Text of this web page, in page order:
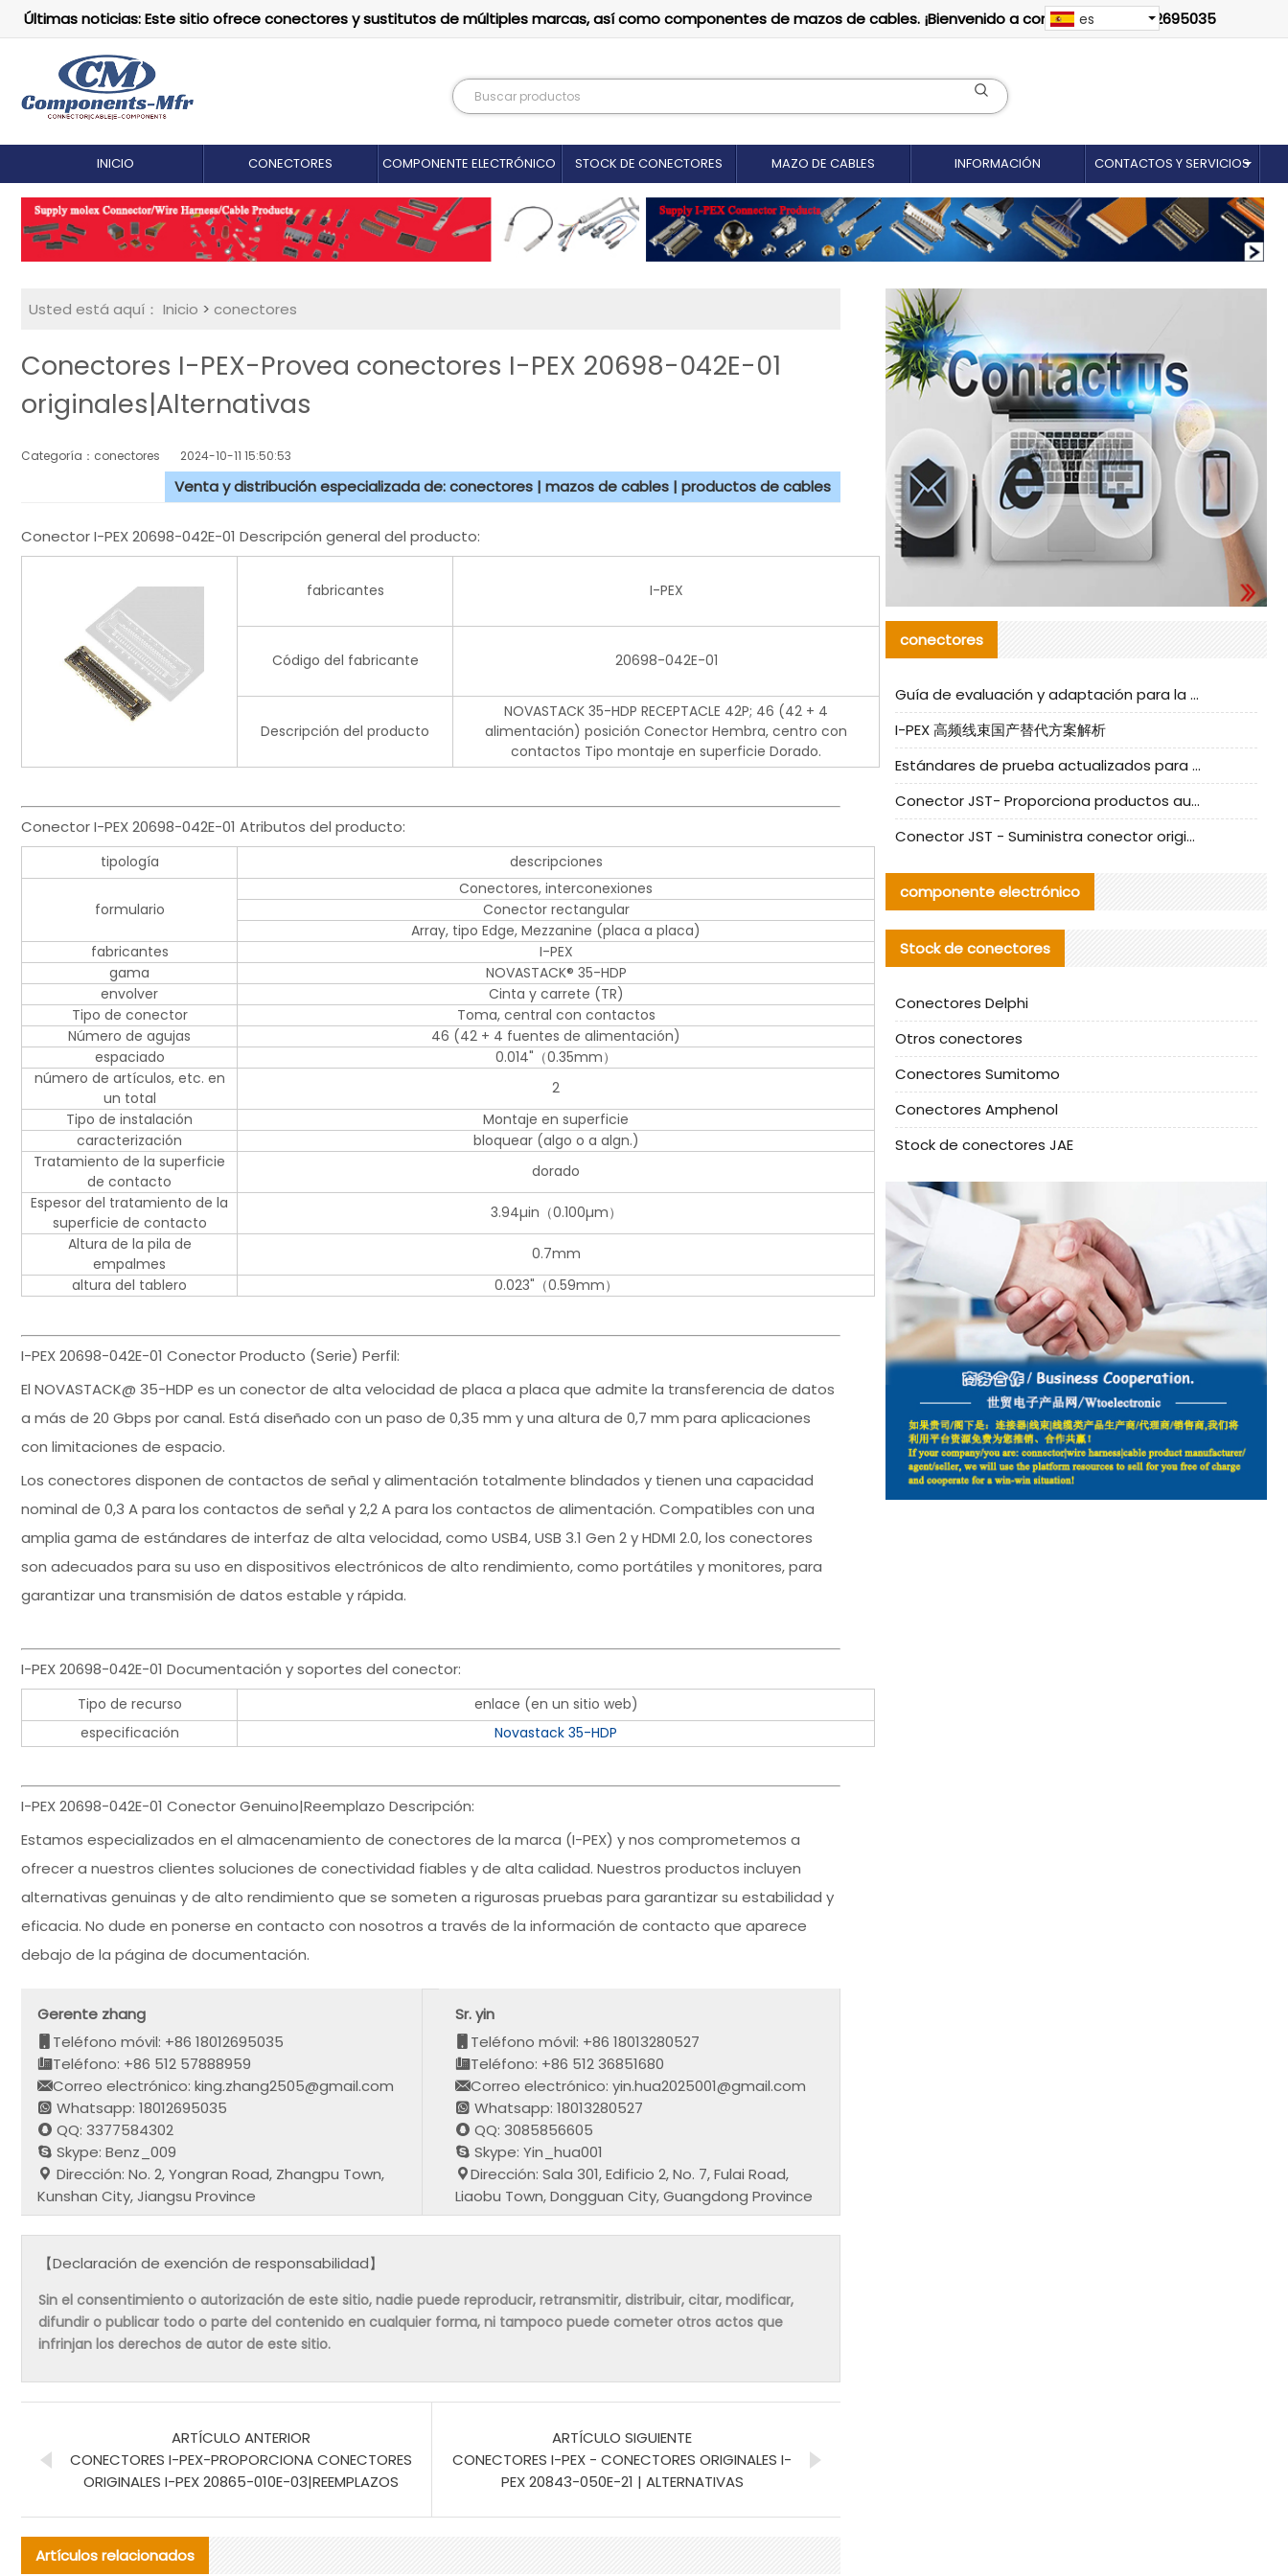
Últimas noticias: Este sitio ofrece conectores y sustitutos de múltiples marcas, así como componentes de mazos de cables. ¡Bienvenido a contactarnos: 18012695035
es
INICIO CONECTORES COMPONENTE ELECTRÓNICO STOCK DE CONECTORES MAZO DE CABLES INFORMACIÓN CONTACTOS Y SERVICIOS
Usted está aquí： Inicio > conectores
Conectores I-PEX-Provea conectores I-PEX 20698-042E-01
originales|Alternativas
Categoría：conectores 2024-10-11 15:50:53
Venta y distribución especializada de: conectores | mazos de cables | productos de cables
Conector I-PEX 20698-042E-01 Descripción general del producto:
fabricantes I-PEX
Código del fabricante 20698-042E-01
Descripción del producto
NOVASTACK 35-HDP RECEPTACLE 42P; 46 (42 + 4
alimentación) posición Conector Hembra, centro con
contactos Tipo montaje en superficie Dorado.
Conector I-PEX 20698-042E-01 Atributos del producto:
tipología descripciones
formulario
Conectores, interconexiones
Conector rectangular
Array, tipo Edge, Mezzanine (placa a placa)
fabricantes
I-PEX
gama
NOVASTACK® 35-HDP
envolver
Cinta y carrete (TR)
Tipo de conector
Toma, central con contactos
Número de agujas
46 (42 + 4 fuentes de alimentación)
espaciado
0.014"（0.35mm）
número de artículos, etc. en
un total
2
Tipo de instalación
Montaje en superficie
caracterización
bloquear (algo o a algn.)
Tratamiento de la superficie
de contacto
dorado
Espesor del tratamiento de la
superficie de contacto
3.94µin（0.100µm）
Altura de la pila de
empalmes
0.7mm
altura del tablero
0.023"（0.59mm）
I-PEX 20698-042E-01 Conector Producto (Serie) Perfil:
El NOVASTACK@ 35-HDP es un conector de alta velocidad de placa a placa que admite la transferencia de datos
a más de 20 Gbps por canal. Está diseñado con un paso de 0,35 mm y una altura de 0,7 mm para aplicaciones
con limitaciones de espacio.
Los conectores disponen de contactos de señal y alimentación totalmente blindados y tienen una capacidad
nominal de 0,3 A para los contactos de señal y 2,2 A para los contactos de alimentación. Compatibles con una
amplia gama de estándares de interfaz de alta velocidad, como USB4, USB 3.1 Gen 2 y HDMI 2.0, los conectores
son adecuados para su uso en dispositivos electrónicos de alto rendimiento, como portátiles y monitores, para
garantizar una transmisión de datos estable y rápida.
I-PEX 20698-042E-01 Documentación y soportes del conector:
Tipo de recurso
enlace (en un sitio web)
especificación
Novastack 35-HDP
I-PEX 20698-042E-01 Conector Genuino|Reemplazo Descripción:
Estamos especializados en el almacenamiento de conectores de la marca (I-PEX) y nos comprometemos a
ofrecer a nuestros clientes soluciones de conectividad fiables y de alta calidad. Nuestros productos incluyen
alternativas genuinas y de alto rendimiento que se someten a rigurosas pruebas para garantizar su estabilidad y
eficacia. No dude en ponerse en contacto con nosotros a través de la información de contacto que aparece
debajo de la página de documentación.
Gerente zhang
Teléfono móvil: +86 18012695035
Teléfono: +86 512 57888959
Correo electrónico: king.zhang2505@gmail.com
Whatsapp: 18012695035
QQ: 3377584302
Skype: Benz_009
Dirección: No. 2, Yongran Road, Zhangpu Town,
Kunshan City, Jiangsu Province
Sr. yin
Teléfono móvil: +86 18013280527
Teléfono: +86 512 36851680
Correo electrónico: yin.hua2025001@gmail.com
Whatsapp: 18013280527
QQ: 3085856605
Skype: Yin_hua001
Dirección: Sala 301, Edificio 2, No. 7, Fulai Road,
Liaobu Town, Dongguan City, Guangdong Province
【Declaración de exención de responsabilidad】
Sin el consentimiento o autorización de este sitio, nadie puede reproducir, retransmitir, distribuir, citar, modificar,
difundir o publicar todo o parte del contenido en cualquier forma, ni tampoco puede cometer otros actos que
infrinjan los derechos de autor de este sitio.
ARTÍCULO ANTERIOR
CONECTORES I-PEX-PROPORCIONA CONECTORES
ORIGINALES I-PEX 20865-010E-03|REEMPLAZOS
ARTÍCULO SIGUIENTE
CONECTORES I-PEX - CONECTORES ORIGINALES I-
PEX 20843-050E-21 | ALTERNATIVAS
Artículos relacionados
conectores
Guía de evaluación y adaptación para la producción en serie de componentes de cables nacionales para CNC Tech
I-PEX 高频线束国产替代方案解析
Estándares de prueba actualizados para conectores nacionales bajo la referencia de CLIFF
Conector JST- Proporciona productos auténticos y alternativos del conector JST NSHR-02V-S
Conector JST - Suministra conector original JST GHR-09V-S | productos alternativos
componente electrónico
Stock de conectores
Conectores Delphi
Otros conectores
Conectores Sumitomo
Conectores Amphenol
Stock de conectores JAE